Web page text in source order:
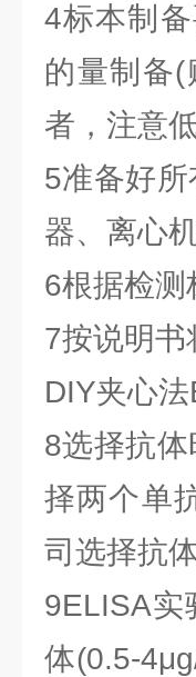
4标本制
的量制备
者，注意
5准备好
器、离心
6根据检测
7按说明书
DIY夹心
8选择抗
择两个单
司选择抗体
9ELISA实
体(0.5-